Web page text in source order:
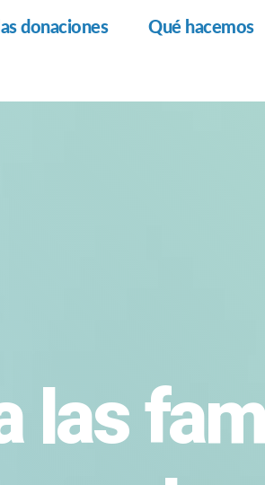
donaciones Qué hacemos
las